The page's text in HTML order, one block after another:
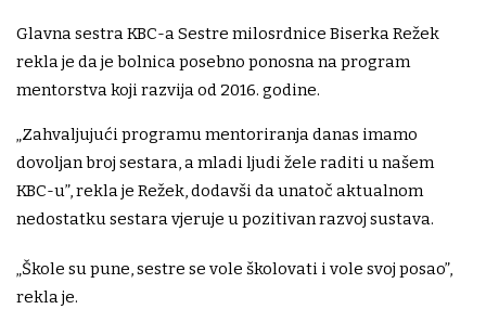
Glavna sestra KBC-a Sestre milosrdnice Biserka Režek
rekla je da je bolnica posebno ponosna na program
mentorstva koji razvija od 2016. godine.
„Zahvaljujući programu mentoriranja danas imamo
dovoljan broj sestara, a mladi ljudi žele raditi u našem
KBC-u”, rekla je Režek, dodavši da unatoč aktualnom
nedostatku sestara vjeruje u pozitivan razvoj sustava.
„Škole su pune, sestre se vole školovati i vole svoj posao”,
rekla je.